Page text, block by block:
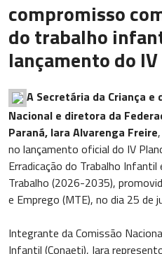
compromisso
do trabalho
lançamento do
A Secretária da Criança e
Nacional e diretora da
Paraná, Iara Alvarenga Freire
no lançamento oficial do IV
Erradicação do Trabalho
Trabalho (2026-2035),
e Emprego (MTE), no dia 25 de
Integrante da Comissão
Infantil (Conaeti), Iara